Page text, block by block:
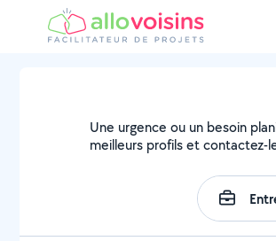
Une urgence ou un besoin
meilleurs profils et contactez-